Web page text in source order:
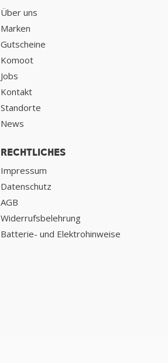
Über uns
Marken
Gutscheine
Komoot
Jobs
Kontakt
Standorte
News
RECHTLICHES
Impressum
Datenschutz
AGB
Widerrufsbelehrung
Batterie- und Elektrohinweise